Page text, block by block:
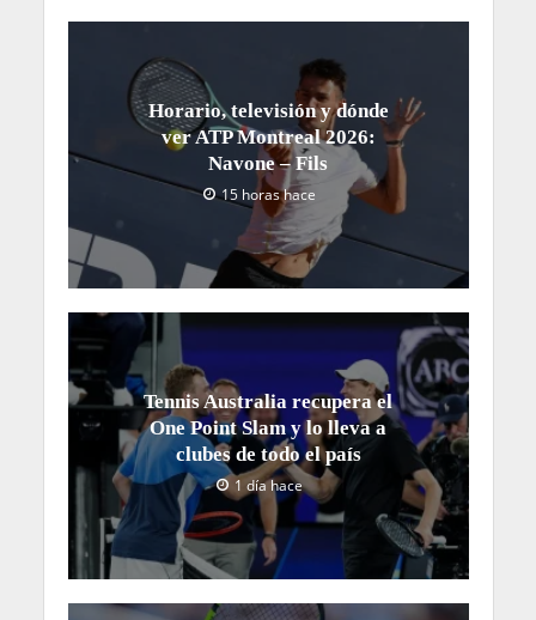
Horario, televisión y dónde
ver ATP Montreal 2026:
Navone – Fils
15 horas hace
Tennis Australia recupera el
One Point Slam y lo lleva a
clubes de todo el país
1 día hace